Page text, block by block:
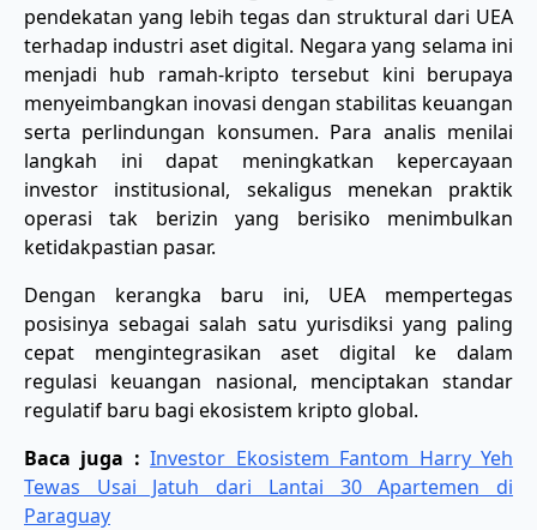
pendekatan yang lebih tegas dan struktural dari UEA
terhadap industri aset digital. Negara yang selama ini
menjadi hub ramah-kripto tersebut kini berupaya
menyeimbangkan inovasi dengan stabilitas keuangan
serta perlindungan konsumen. Para analis menilai
langkah ini dapat meningkatkan kepercayaan
investor institusional, sekaligus menekan praktik
operasi tak berizin yang berisiko menimbulkan
ketidakpastian pasar.
Dengan kerangka baru ini, UEA mempertegas
posisinya sebagai salah satu yurisdiksi yang paling
cepat mengintegrasikan aset digital ke dalam
regulasi keuangan nasional, menciptakan standar
regulatif baru bagi ekosistem kripto global.
Baca juga :Investor Ekosistem Fantom Harry Yeh
Tewas Usai Jatuh dari Lantai 30 Apartemen di
Paraguay